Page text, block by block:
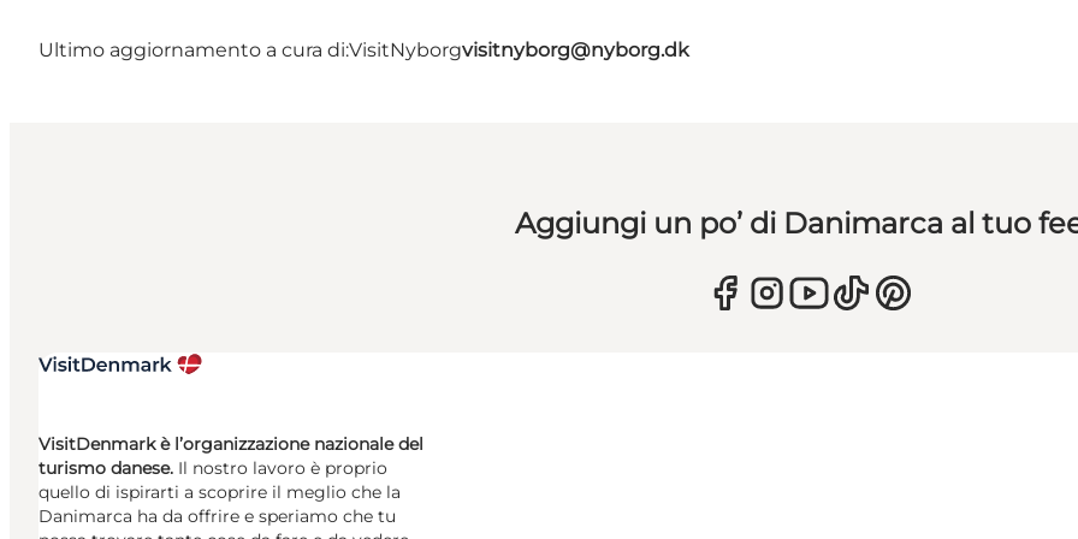
Ultimo aggiornamento a cura di:VisitNyborgvisitnyborg@nyborg.dk
Aggiungi un po’ di Danimarca al tuo
VisitDenmark è l’organizzazione nazionale del
turismo danese. Il nostro lavoro è proprio
quello di ispirarti a scoprire il meglio che la
Danimarca ha da offrire e speriamo che tu